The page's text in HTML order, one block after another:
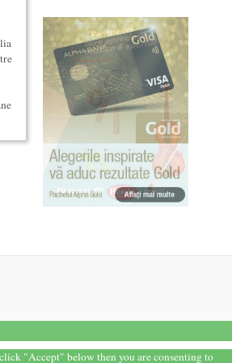
"Accept" below then you are consenting to